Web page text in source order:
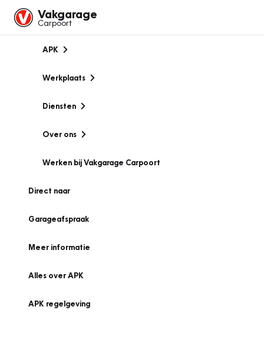
Vakgarage
Carpoort
APK
Werkplaats
Diensten
Over ons
Werken bij Vakgarage Carpoort
Direct naar
Garageafspraak
Meer informatie
Alles over APK
APK regelgeving